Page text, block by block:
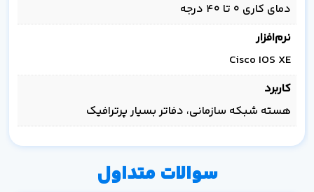
دمای کاری ۰ تا ۴۰ درجه
نرم‌افزار
Cisco IOS XE
کاربرد
هسته شبکه سازمانی، دفاتر بسیار پرترافیک
سوالات متداول